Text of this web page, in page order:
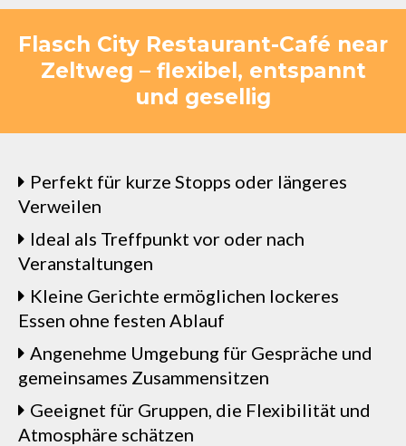
Flasch City Restaurant-Café near
Zeltweg – flexibel, entspannt
und gesellig
Perfekt für kurze Stopps oder längeres
Verweilen
Ideal als Treffpunkt vor oder nach
Veranstaltungen
Kleine Gerichte ermöglichen lockeres
Essen ohne festen Ablauf
Angenehme Umgebung für Gespräche und
gemeinsames Zusammensitzen
Geeignet für Gruppen, die Flexibilität und
Atmosphäre schätzen